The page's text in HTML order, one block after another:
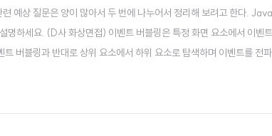
련 예상 질문은 양이 많아서 두 번에 나누어서 정리해 보려고 한다.
명하세요. (D사 화상면접) 이벤트 버블링은 특정 화면 요소에서 이벤
트 버블링과 반대로 상위 요소에서 하위 요소로 탐색하며 이벤트를